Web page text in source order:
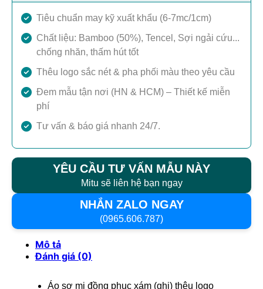
Tiêu chuẩn may kỹ xuất khẩu (6-7mc/1cm)
Chất liệu: Bamboo (50%), Tencel, Sợi ngải cứu...
chống nhăn, thấm hút tốt
Thêu logo sắc nét & pha phối màu theo yêu cầu
Đem mẫu tận nơi (HN & HCM) – Thiết kế miễn
phí
Tư vấn & báo giá nhanh 24/7.
YÊU CẦU TƯ VẤN MẪU NÀY
Mitu sẽ liên hệ bạn ngay
NHẮN ZALO NGAY
(0965.606.787)
Mô tả
Đánh giá (0)
Áo sơ mi đồng phục xám (ghi) thêu logo